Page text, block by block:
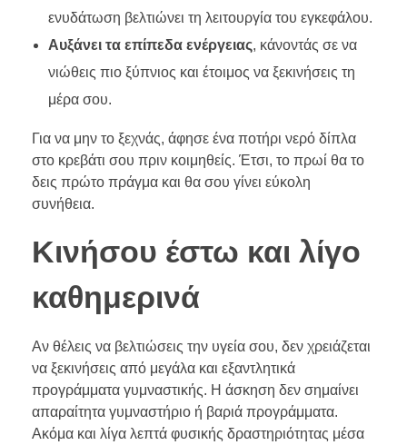
ενυδάτωση βελτιώνει τη λειτουργία του εγκεφάλου.
Αυξάνει τα επίπεδα ενέργειας, κάνοντάς σε να
νιώθεις πιο ξύπνιος και έτοιμος να ξεκινήσεις τη
μέρα σου.
Για να μην το ξεχνάς, άφησε ένα ποτήρι νερό δίπλα
στο κρεβάτι σου πριν κοιμηθείς. Έτσι, το πρωί θα το
δεις πρώτο πράγμα και θα σου γίνει εύκολη
συνήθεια.
Κινήσου έστω και λίγο
καθημερινά
Αν θέλεις να βελτιώσεις την υγεία σου, δεν χρειάζεται
να ξεκινήσεις από μεγάλα και εξαντλητικά
προγράμματα γυμναστικής. Η άσκηση δεν σημαίνει
απαραίτητα γυμναστήριο ή βαριά προγράμματα.
Ακόμα και λίγα λεπτά φυσικής δραστηριότητας μέσα